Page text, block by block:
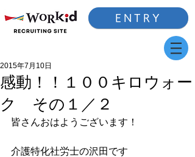
ENTRY
感動！！１００キロウォー
ク その１／２
2015年7月10日
皆さんおはようございます！
介護特化社労士の沢田です